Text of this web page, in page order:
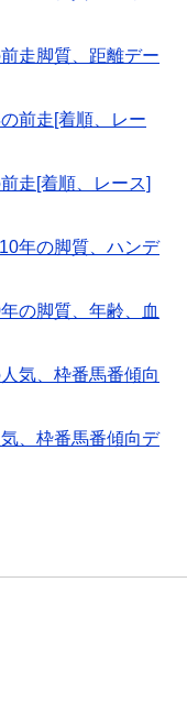
走脚質、距離デー
前走[着順、レー
走[着順、レース]
年の脚質、ハンデ
の脚質、年齢、血
気、枠番馬番傾向
、枠番馬番傾向デ